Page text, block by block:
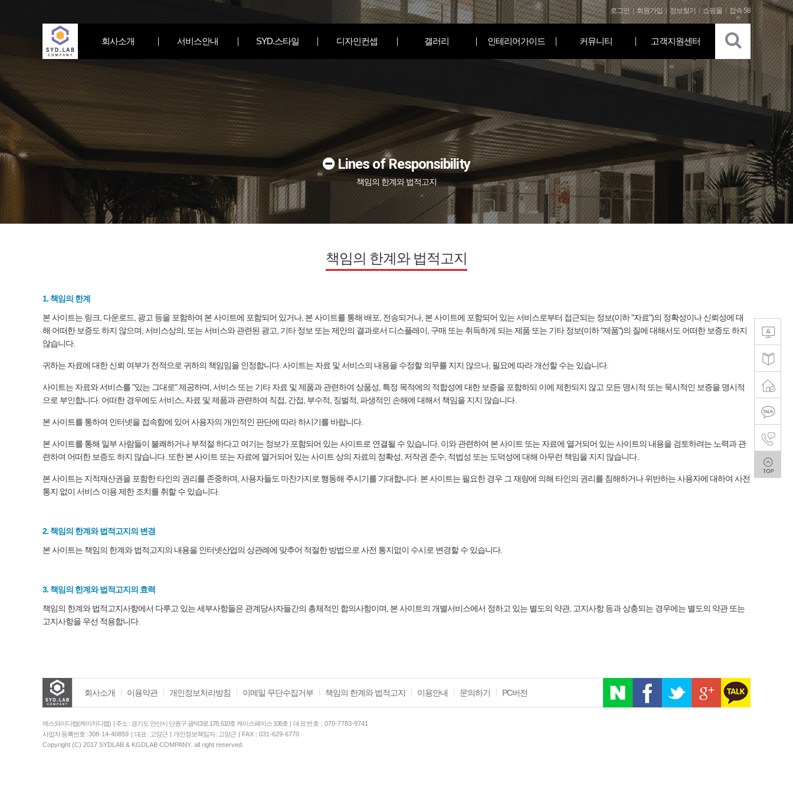
회사소개 서비스안내 SYD.스타일 디자인컨셉 갤러리 인테리어가이드 커뮤니티 고객지원센터
로그인 회원가입 정보찾기 쇼핑몰 접속 58
Lines of Responsibility
책임의 한계와 법적고지
책임의 한계와 법적고지
1. 책임의 한계
본 사이트는 링크, 다운로드, 광고 등을 포함하여 본 사이트에 포함되어 있거나, 본 사이트를 통해 배포, 전송되거나, 본 사이트에 포함되어 있는 서비스로부터 접근되는 정보(이하 "자료")의 정확성이나 신뢰성에 대
해 어떠한 보증도 하지 않으며, 서비스상의, 또는 서비스와 관련된 광고, 기타 정보 또는 제안의 결과로서 디스플레이, 구매 또는 취득하게 되는 제품 또는 기타 정보(이하 "제품")의 질에 대해서도 어떠한 보증도 하지
않습니다.
귀하는 자료에 대한 신뢰 여부가 전적으로 귀하의 책임임을 인정합니다. 사이트는 자료 및 서비스의 내용을 수정할 의무를 지지 않으나, 필요에 따라 개선할 수는 있습니다.
사이트는 자료와 서비스를 "있는 그대로" 제공하며, 서비스 또는 기타 자료 및 제품과 관련하여 상품성, 특정 목적에의 적합성에 대한 보증을 포함하되 이에 제한되지 않고 모든 명시적 또는 묵시적인 보증을 명시적
으로 부인합니다. 어떠한 경우에도 서비스, 자료 및 제품과 관련하여 직접, 간접, 부수적, 징벌적, 파생적인 손해에 대해서 책임을 지지 않습니다.
본 사이트를 통하여 인터넷을 접속함에 있어 사용자의 개인적인 판단에 따라 하시기를 바랍니다.
본 사이트를 통해 일부 사람들이 불쾌하거나 부적절 하다고 여기는 정보가 포함되어 있는 사이트로 연결될 수 있습니다. 이와 관련하여 본 사이트 또는 자료에 열거되어 있는 사이트의 내용을 검토하려는 노력과 관
련하여 어떠한 보증도 하지 않습니다. 또한 본 사이트 또는 자료에 열거되어 있는 사이트 상의 자료의 정확성, 저작권 준수, 적법성 또는 도덕성에 대해 아무런 책임을 지지 않습니다.
본 사이트는 지적재산권을 포함한 타인의 권리를 존중하며, 사용자들도 마찬가지로 행동해 주시기를 기대합니다. 본 사이트는 필요한 경우 그 재량에 의해 타인의 권리를 침해하거나 위반하는 사용자에 대하여 사전
통지 없이 서비스 이용 제한 조치를 취할 수 있습니다.
2. 책임의 한계와 법적고지의 변경
본 사이트는 책임의 한계와 법적고지의 내용을 인터넷산업의 상관례에 맞추어 적절한 방법으로 사전 통지없이 수시로 변경할 수 있습니다.
3. 책임의 한계와 법적고지의 효력
책임의 한계와 법적고지사항에서 다루고 있는 세부사항들은 관계당사자들간의 총체적인 합의사항이며, 본 사이트의 개별서비스에서 정하고 있는 별도의 약관, 고지사항 등과 상충되는 경우에는 별도의 약관 또는
고지사항을 우선 적용합니다.
회사소개 이용약관 개인정보처리방침 이메일 무단수집거부 책임의 한계와 법적고지 이용안내 문의하기 PC버전
에스와이디랩(케이지디랩) | 주소 : 경기도 안산시 단원구 광덕3로 178, 610호 케이스페이스 106호 | 대표번호 : 070-7783-9741
사업자 등록번호 :308-14-40859 | 대표 : 고양근 | 개인정보책임자 : 고양근 | FAX : 031-629-6770
Copyright (C) 2017 SYDLAB & KGDLAB COMPANY. all right reserved.